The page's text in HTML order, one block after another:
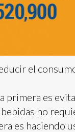
el
primera es
no
es haciendo